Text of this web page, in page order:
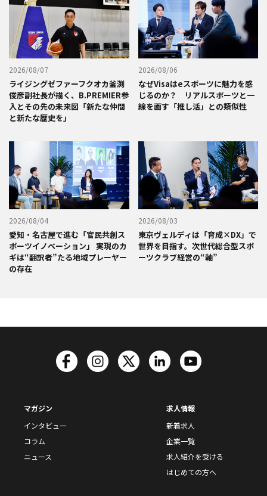
2026/08/07
ライジングゼファーフクオカ釜渕
俊彦副社長が描く、B.PREMIER参
入とその先の未来図「新たな仲間
と新たな歴史を」
2026/08/06
なぜVisaはeスポーツに魅力を感
じるのか？ リアルスポーツと一
線を画す「推し活」との類似性
2026/08/04
愛知・名古屋で進む「官民共創ス
ポーツイノベーション」 実現のカ
ギは“翻訳者”たる地域プレーヤー
の存在
2026/08/03
東京ヴェルディは「育成×DX」で
世界を目指す。次世代総合型スポ
ーツクラブ経営の“軸”
マガジン
インタビュー
コラム
ニュース
求人情報
新着求人
企業一覧
求人紹介を受ける
はじめての方へ